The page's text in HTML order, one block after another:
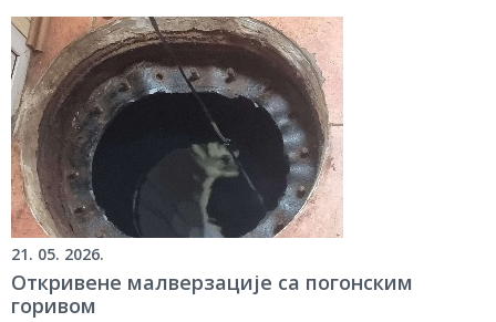
21. 05. 2026.
Откривене малверзације са погонским
горивом